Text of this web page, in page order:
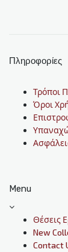
Πληροφορίες
Τρόποι
Όροι
Menu
Θέσεις
New
Contact